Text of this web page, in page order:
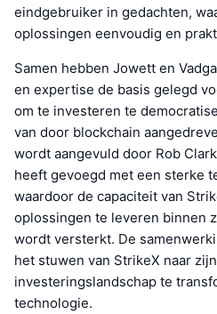
eindgebruiker in gedachten,
oplossingen eenvoudig en
Samen hebben Jowett en
en expertise de basis gelegd
om te investeren te
van door blockchain
wordt aangevuld door Rob
heeft gevoegd met een sterke
waardoor de capaciteit van
oplossingen te leveren binnen
wordt versterkt. De
het stuwen van StrikeX naar
investeringslandschap te
technologie.